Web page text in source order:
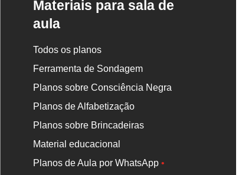
Materiais para sala de
aula
Todos os planos
Ferramenta de Sondagem
Planos sobre Consciência Negra
Planos de Alfabetização
Planos sobre Brincadeiras
Material educacional
Planos de Aula por WhatsApp •